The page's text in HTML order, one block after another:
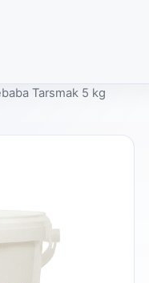
Tarsmak 5 kg